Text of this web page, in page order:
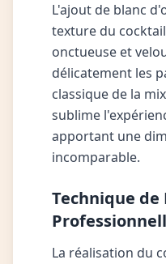
L'ajout de blanc
texture du
onctueuse et
délicatement les
classique de la
sublime
apportant une
incomparable.
Technique
La réalisation du